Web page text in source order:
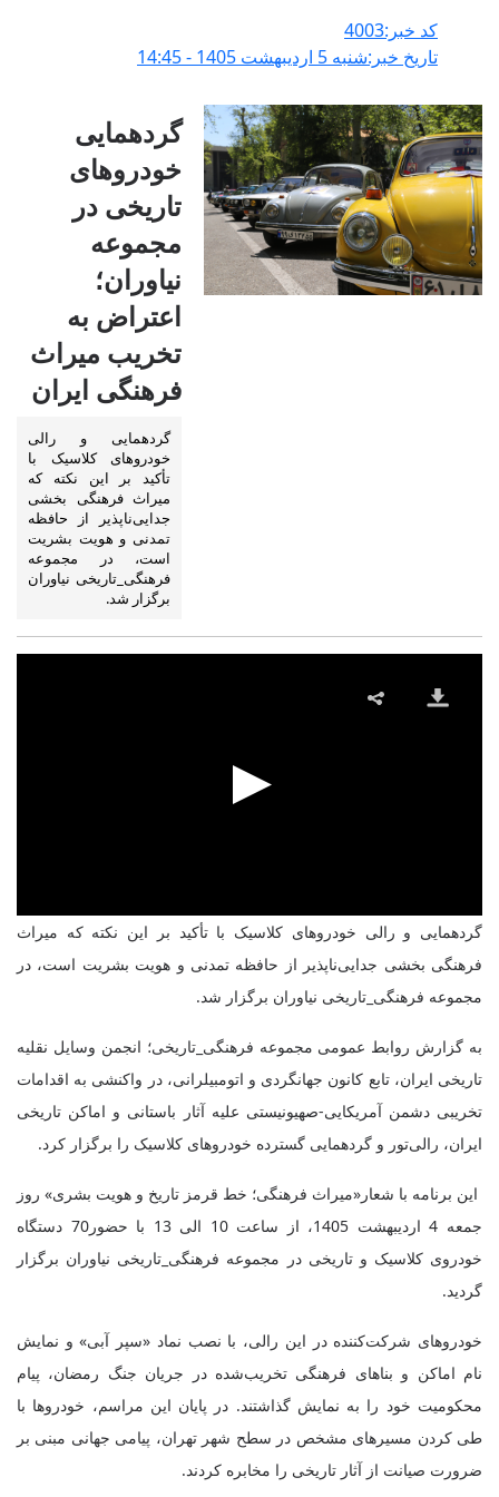
کد خبر:4003
تاریخ خبر:شنبه 5 ارديبهشت 1405 - 14:45
گردهمایی
خودروهای
تاریخی در
مجموعه
نیاوران؛
اعتراض به
تخریب میراث
فرهنگی ایران
گردهمایی و رالی
خودروهای کلاسیک با
تأکید بر این نکته که
میراث فرهنگی بخشی
جدایی‌ناپذیر از حافظه
تمدنی و هویت بشریت
است، در مجموعه
فرهنگی_تاریخی نیاوران
برگزار شد.
گردهمایی و رالی خودروهای کلاسیک با تأکید بر این نکته که میراث
فرهنگی بخشی جدایی‌ناپذیر از حافظه تمدنی و هویت بشریت است، در
مجموعه فرهنگی_تاریخی نیاوران برگزار شد.
به گزارش روابط عمومی مجموعه فرهنگی_تاریخی؛ انجمن وسایل نقلیه
تاریخی ایران، تابع کانون جهانگردی و اتومبیلرانی، در واکنشی به اقدامات
تخریبی دشمن آمریکایی-صهیونیستی علیه آثار باستانی و اماکن تاریخی
ایران، رالی‌تور و گردهمایی گسترده خودروهای کلاسیک را برگزار کرد.
این برنامه با شعار«میراث فرهنگی؛ خط قرمز تاریخ و هویت بشری» روز
جمعه 4 اردیبهشت 1405، از ساعت 10 الی 13 با حضور70 دستگاه
خودروی کلاسیک و تاریخی در مجموعه فرهنگی_تاریخی نیاوران برگزار
گردید.
خودروهای شرکت‌کننده در این رالی، با نصب نماد «سپر آبی» و نمایش
نام اماکن و بناهای فرهنگی تخریب‌شده در جریان جنگ رمضان، پیام
محکومیت خود را به نمایش گذاشتند. در پایان این مراسم، خودروها با
طی کردن مسیرهای مشخص در سطح شهر تهران، پیامی جهانی مبنی بر
ضرورت صیانت از آثار تاریخی را مخابره کردند.